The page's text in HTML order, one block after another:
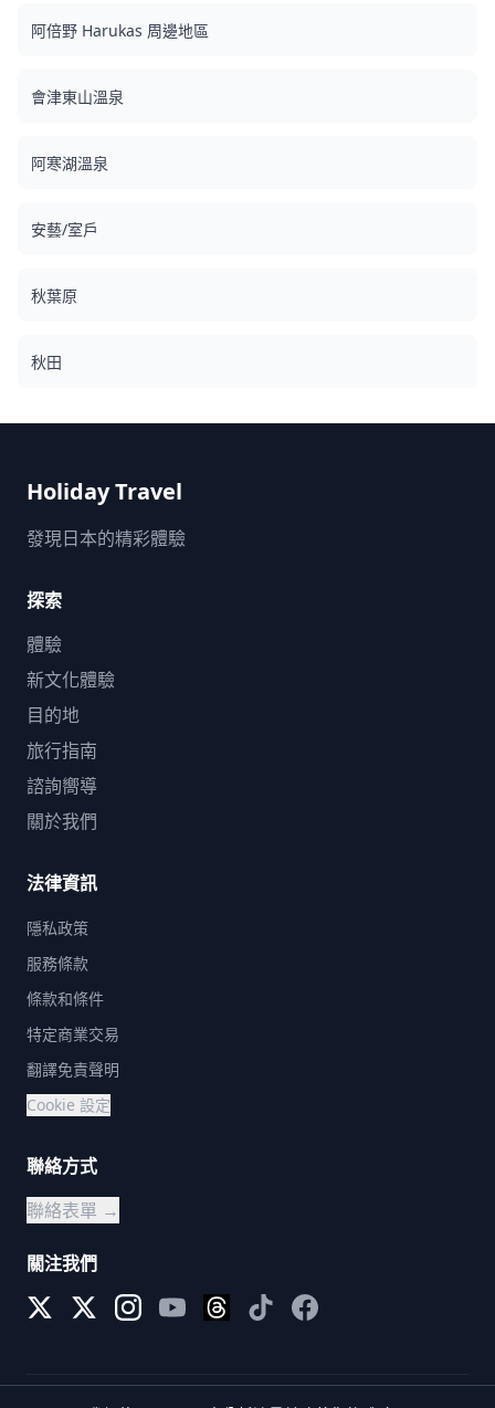
ed4e6fc4aba3.jpg) ![]
(https://assets.hldycdn.com/9345c536-079b-4939-a5b9-
7a70f2b962fb.jpg) ![]
(https://assets.hldycdn.com/18d1b830-f8da-4b72-a002-
4793780be0b9.jpg) ![]
(https://assets.hldycdn.com/ffd43dad-062d-4956-9098-
115eaf774700.jpg) ![]
(https://assets.hldycdn.com/0f7f4f2b-9ed2-4b49-a30f-
b403eef38c68.jpg) ![]
(https://assets.hldycdn.com/d9de77bc-1a82-4051-8da5-
f345d4027afd.jpg) ![]
04e40a6a0620.jpg) ![]
(https://assets.hldycdn.com/7700eea4-1478-4647-894b-
c27809785de2.jpg) ![]
(https://assets.hldycdn.com/5e4aa1dd-5c39-44df-91cc-
(https://assets.hldycdn.com/ca22e9c3-e4bf-46a3-b2ee-
868827276ad1.jpg) ![]
(https://assets.hldycdn.com/87744f4d-55d9-4788-83dc-
69173566bf13.jpg) ![]
(https://assets.hldycdn.com/20dc3e9e-2654-4de2-97ec-
(https://assets.hldycdn.com/537e4c7d-5f89-410a-ae17-
d2d51d82d000.jpg) ![]
(https://assets.hldycdn.com/81d60579-bab4-4c3a-b47e-
4f7292087b98.jpg) ![]
f27823d02075.jpg)
阿倍野 Harukas 周邊地區
會津東山溫泉
阿寒湖溫泉
安藝/室戶
秋葉原
秋田
Holiday Travel
發現日本的精彩體驗
探索
體驗
新文化體驗
目的地
旅行指南
諮詢嚮導
關於我們
法律資訊
隱私政策
服務條款
條款和條件
特定商業交易
翻譯免責聲明
Cookie 設定
聯絡方式
聯絡表單 →
關注我們